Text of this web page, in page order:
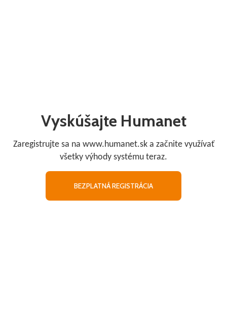
Vyskúšajte Humanet
Zaregistrujte sa na www.humanet.sk a začnite využívať
všetky výhody systému teraz.
BEZPLATNÁ REGISTRÁCIA